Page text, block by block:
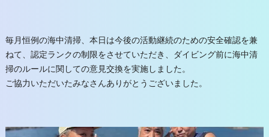
毎月恒例の海中清掃、本日は今後の活動継続のための安全確認を兼
ねて、認定ランクの制限をさせていただき、ダイビング前に海中清
掃のルールに関しての意見交換を実施しました。
ご協力いただいたみなさんありがとうございました。